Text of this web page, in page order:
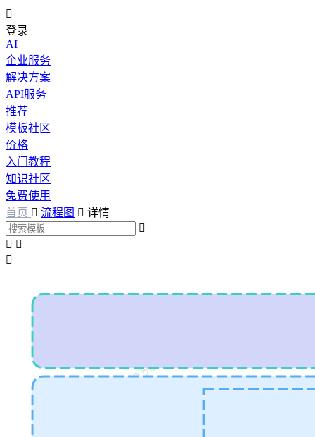

登录
AI
企业服务
解决方案
API服务
推荐
模板社区
价格
入门教程
知识社区
免费使用
首页  流程图  详情

 
